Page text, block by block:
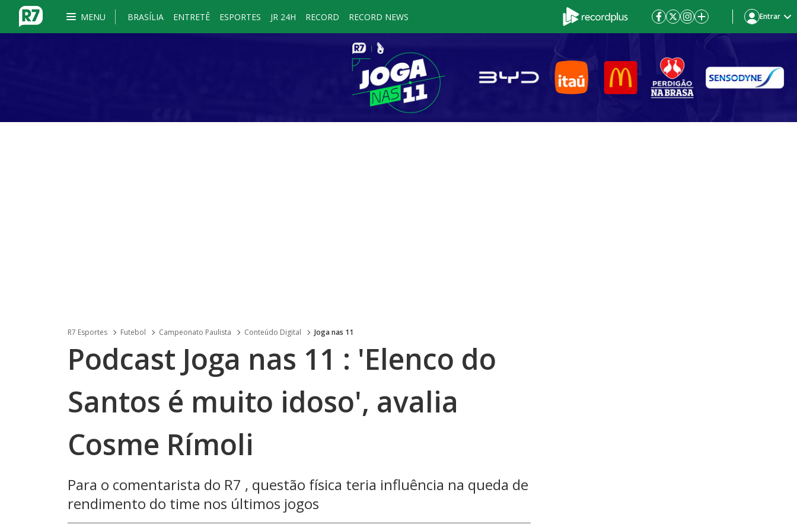
MENU BRASÍLIA ENTRETÊ ESPORTES JR 24H RECORD RECORD NEWS Entrar
R7 Esportes Futebol Campeonato Paulista Conteúdo Digital Joga nas 11
Podcast Joga nas 11 : 'Elenco do
Santos é muito idoso', avalia
Cosme Rímoli
Para o comentarista do R7 , questão física teria influência na queda de
rendimento do time nos últimos jogos